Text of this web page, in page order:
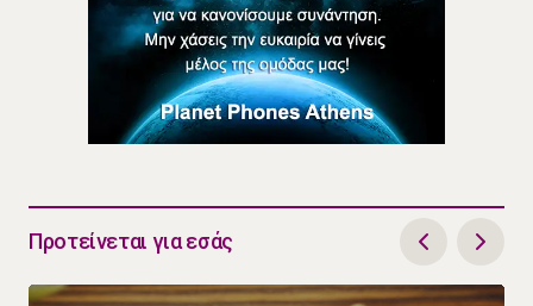
Προτείνεται για εσάς